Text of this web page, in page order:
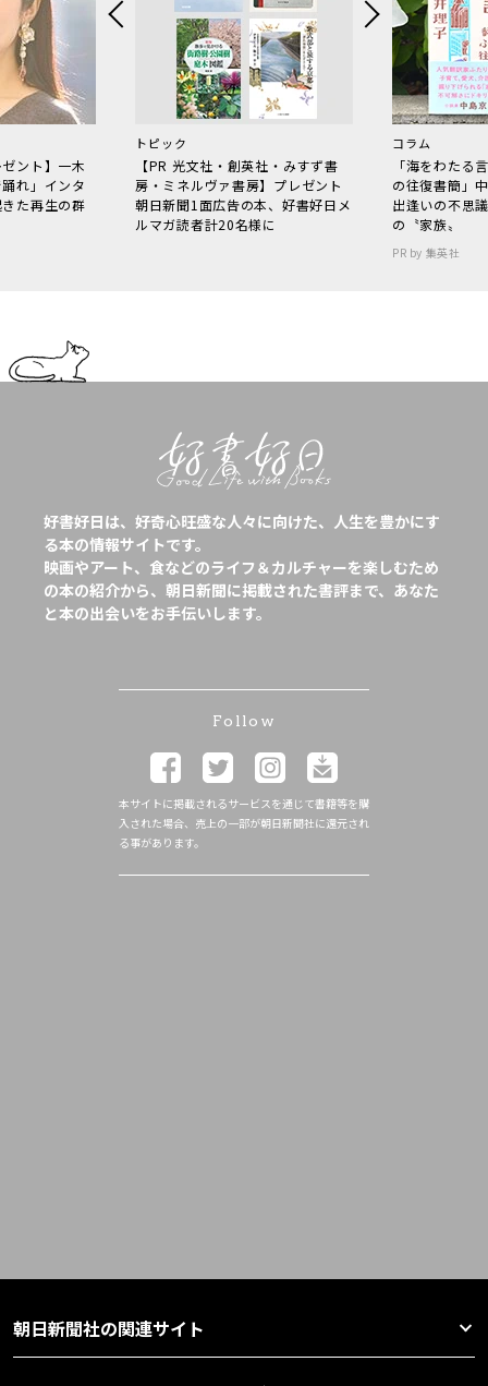
ント】一木
れ」インタ
た再生の群
トピック
【PR 光文社・創英社・みすず書
房・ミネルヴァ書房】プレゼント
朝日新聞1面広告の本、好書好日メ
ルマガ読者計20名様に
コラム
「海をわた
の往復書簡」
出逢いの不思
の〝家族〟
PR by 集英社
好書好日は、好奇心旺盛な人々に向けた、人生を豊かにす
る本の情報サイトです。
映画やアート、食などのライフ＆カルチャーを楽しむため
の本の紹介から、朝日新聞に掲載された書評まで、あなた
と本の出会いをお手伝いします。
Follow
本サイトに掲載されるサービスを通じて書籍等を購
入された場合、売上の一部が朝日新聞社に還元され
る事があります。
朝日新聞社の関連サイト